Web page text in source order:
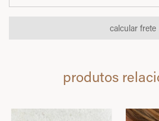
calcular frete
produtos